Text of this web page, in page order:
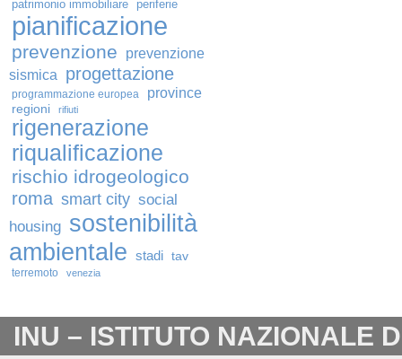
patrimonio immobiliare periferie
pianificazione
prevenzione
prevenzione
sismica
progettazione
programmazione europea province
regioni rifiuti
rigenerazione
riqualificazione
rischio idrogeologico
roma smart city social
housing sostenibilità
ambientale stadi tav
terremoto venezia
INU – ISTITUTO NAZIONALE